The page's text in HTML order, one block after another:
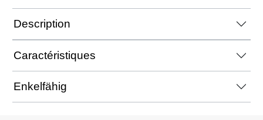
Description
Caractéristiques
Enkelfähig